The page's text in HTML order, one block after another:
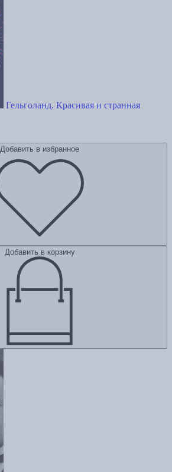
Гельголанд. Красивая и странная
Добавить в избранное
Добавить в корзину